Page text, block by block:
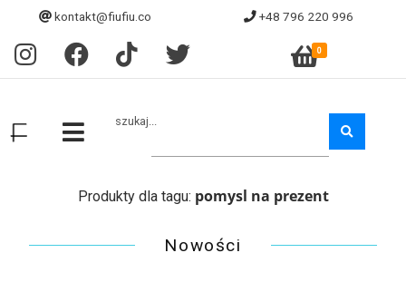
kontakt@fiufiu.co +48 796 220 996
0
szukaj...
Produkty dla tagu: pomysl na prezent
Nowości